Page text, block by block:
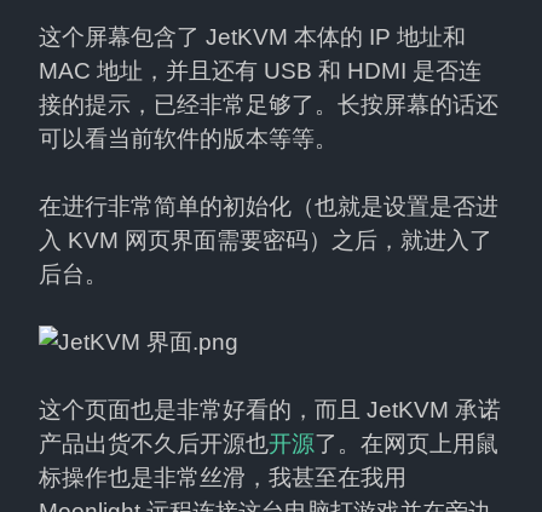
这个屏幕包含了 JetKVM 本体的 IP 地址和
MAC 地址，并且还有 USB 和 HDMI 是否连
接的提示，已经非常足够了。长按屏幕的话还
可以看当前软件的版本等等。
在进行非常简单的初始化（也就是设置是否进
入 KVM 网页界面需要密码）之后，就进入了
后台。
这个页面也是非常好看的，而且 JetKVM 承诺
产品出货不久后开源也开源了。在网页上用鼠
标操作也是非常丝滑，我甚至在我用